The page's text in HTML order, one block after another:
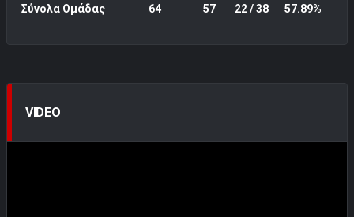
Σύνολα Ομάδας 64 57 22 / 38 57.89%
VIDEO